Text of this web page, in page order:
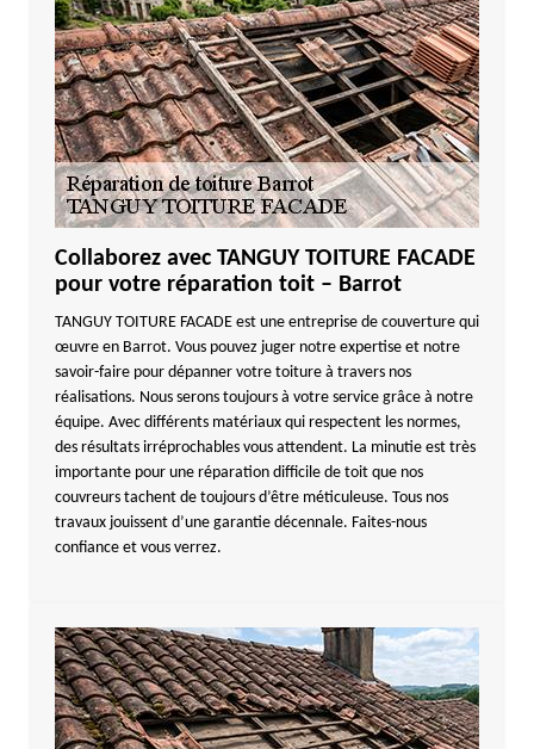
Collaborez avec TANGUY TOITURE FACADE
pour votre réparation toit – Barrot
TANGUY TOITURE FACADE est une entreprise de couverture qui
œuvre en Barrot. Vous pouvez juger notre expertise et notre
savoir-faire pour dépanner votre toiture à travers nos
réalisations. Nous serons toujours à votre service grâce à notre
équipe. Avec différents matériaux qui respectent les normes,
des résultats irréprochables vous attendent. La minutie est très
importante pour une réparation difficile de toit que nos
couvreurs tachent de toujours d’être méticuleuse. Tous nos
travaux jouissent d’une garantie décennale. Faites-nous
confiance et vous verrez.